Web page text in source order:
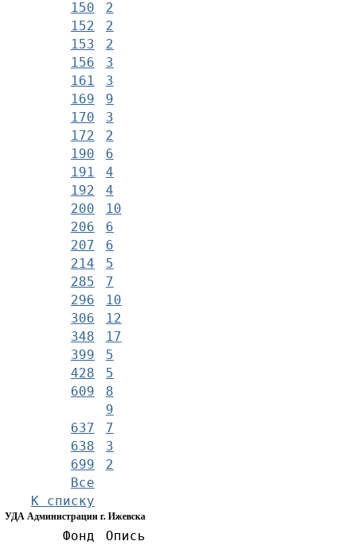
150
2
152
2
153
2
156
3
161
3
169
9
170
3
172
2
190
6
191
4
192
4
200
10
206
6
207
6
214
5
285
7
296
10
306
12
348
17
399
5
428
5
609
8
9
637
7
638
3
699
2
Все
К списку
УДА Администрации г. Ижевска
Фонд
Опись